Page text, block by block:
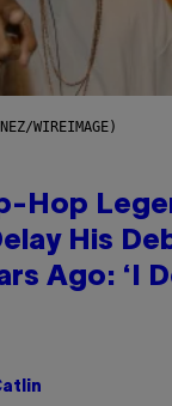
WIREIMAGE)
Hop
His
Ago: ‘I